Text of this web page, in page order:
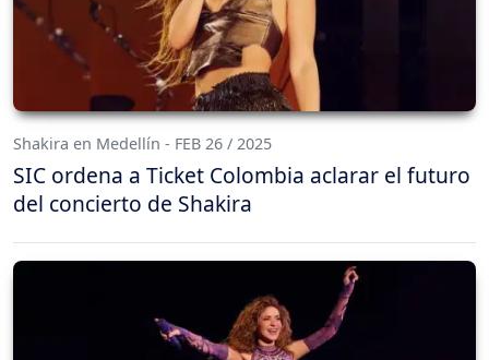
Shakira en Medellín - FEB 26 / 2025
SIC ordena a Ticket Colombia aclarar el futuro
del concierto de Shakira